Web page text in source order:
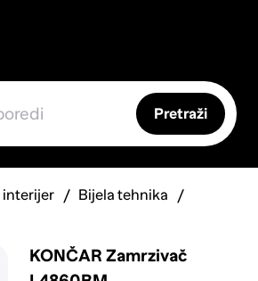
Pretraži
interijer
Bijela tehnika
KONČAR Zamrzivač